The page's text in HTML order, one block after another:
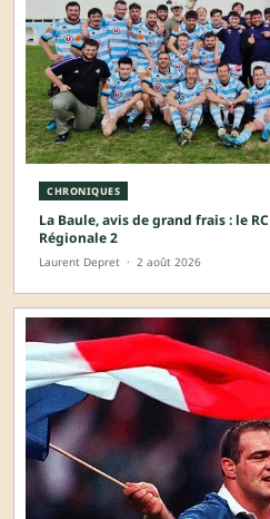
CHRONIQUES
La Baule, avis de grand frais : le
Régionale 2
Laurent Depret · 2 août 2026